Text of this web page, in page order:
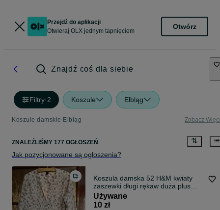
Przejdź do aplikacji
Otwieraj OLX jednym tapnięciem
Otwórz
Znajdź coś dla siebie
Filtry·2 Koszule Elbląg
Koszule damskie Elbląg Zobacz
ZNALEŹLIŚMY 177 OGŁOSZEŃ
Jak pozycjonowane są ogłoszenia?
Koszula damska 52 H&M kwiaty
zaszewki długi rękaw duża plus
size
Używane
10 zł